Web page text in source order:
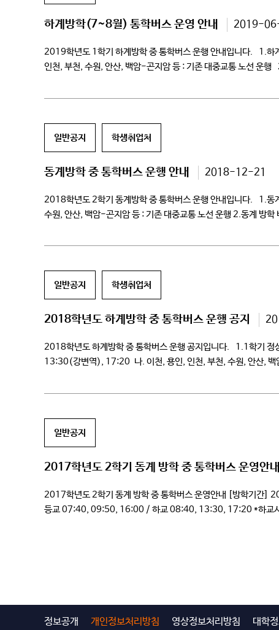
하계방학(7~8월) 통학버스 운영 안내 2019-
2019학년도 1학기 하계방학 중 통학버스 운행 안내입니다.
인천, 부천, 수원, 안산, 백암-곤지암 등 : 기존 대중교통 노
일반공지 학생취업처
동계방학 중 통학버스 운행 안내 2018-12-21
2018학년도 2학기 동계방학 중 통학버스 운행 안내입니다.
수원, 안산, 백암-곤지암 등 : 기존 대중교통 노선 운행 2.동계
일반공지 학생취업처
2018학년도 하계방학 중 통학버스 운행 공지
2018학년도 하계방학 중 통학버스 운행 공지입니다. 1.1학기
13:30(강변역), 17:20 나. 이천, 용인, 인천, 부천, 수원, 안산
일반공지
2017학년도 2학기 동계 방학 중 통학버스 운영안내
2017학년도 2학기 동계 방학 중 통학버스 운영안내 [방학기
등교 07:40, 09:50, 16:00 / 하교 08:40, 13:30, 17:20 *하교시
정보공개 개인정보처리방침 영상정보처리방침 대학